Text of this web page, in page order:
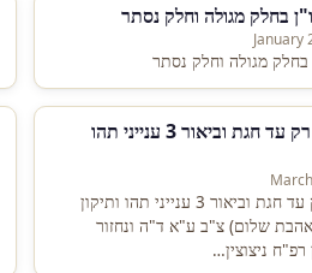
January
57. למה נתפשטו כחב רק עד חגת וביאור 3 ענייני תהו
57. למה נתפשטו כחב רק עד חגת וביאור 3 ענייני תהו ותיקון
שלום) צ"ב ע"א ד"ה ונחזור
רפ"ח ניצוצין…